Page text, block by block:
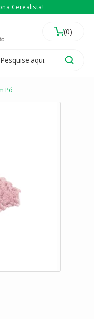
Cerealista!
de São Paulo!
no atacado
Pó